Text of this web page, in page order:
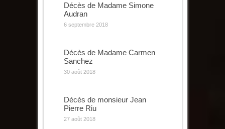
Décès de Madame Simone
Audran
6 septembre 2018
Décès de Madame Carmen
Sanchez
30 août 2018
Décès de monsieur Jean
Pierre Riu
27 août 2018